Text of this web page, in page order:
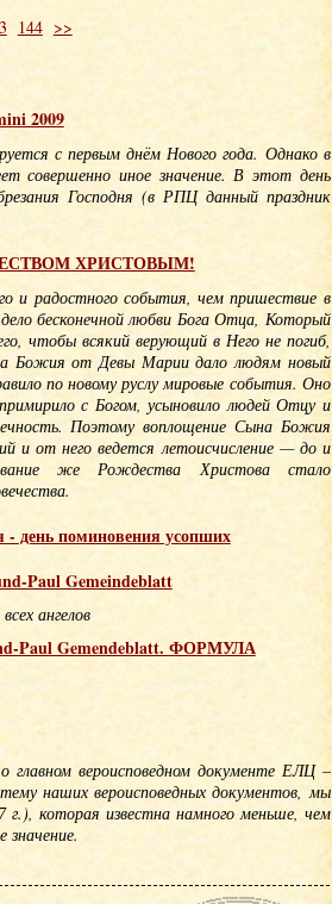
144 >>
2009
с первым днём Нового года. Однако в
совершенно иное значение. В этот день
Господня (в РПЦ данный праздник
ХРИСТОВЫМ!
и радостного события, чем пришествие в
бесконечной любви Бога Отца, Который
чтобы всякий верующий в Него не погиб,
Божия от Девы Марии дало людям новый
по новому руслу мировые события. Оно
с Богом, усыновило людей Отцу и
Поэтому воплощение Сына Божия
и от него ведется летоисчисление — до и
же Рождества Христова стало
день поминовения усопших
Paul Gemeindeblatt
ангелов
Paul Gemendeblatt. ФОРМУЛА
вероисповедном документе ЕЛЦ –
наших вероисповедных документов, мы
г.), которая известна намного меньше, чем